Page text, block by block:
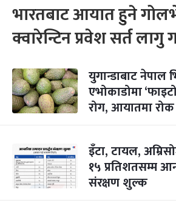
भारतबाट आयात हुने
क्वारेन्टिन प्रवेश सर्त लागु
युगान्डाबाट नेपाल
एभोकाडोमा
रोग, आयातमा रोक
इँटा, टायल,
१५ प्रतिशतसम्म
संरक्षण शुल्क